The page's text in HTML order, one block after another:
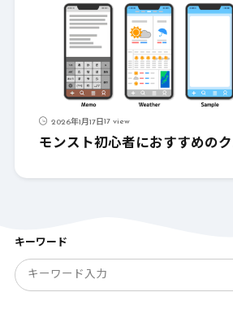
2026年1月17日17 view
モンスト初心者におすすめの
キーワード